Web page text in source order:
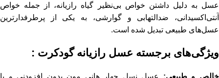
عسل به دلیل داشتن خواص بی‌نظیر گیاه رازیانه، از جمله خواص
آنتی‌اکسیدانی، ضدالتهابی و گوارشی، به یکی از پرطرفدارترین
عسل‌های طبیعی تبدیل شده است.
ویژگی‌های برجسته عسل رازیانه گودکرت :
خالص و طبیعی: عسل نسل چهار هانی مون بدون افزودنی و با